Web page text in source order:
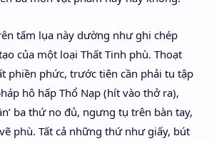
tấm lụa này dường như ghi chép
của một loại Thất Tinh phù. Thoạt
phiền phức, trước tiên cần phải tu tập
hô hấp Thổ Nạp (hít vào thở ra),
ba thứ no đủ, ngưng tụ trên bàn tay,
phù. Tất cả những thứ như giấy, bút